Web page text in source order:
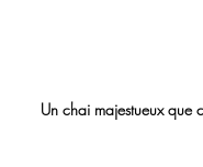
Un chai majestueux que